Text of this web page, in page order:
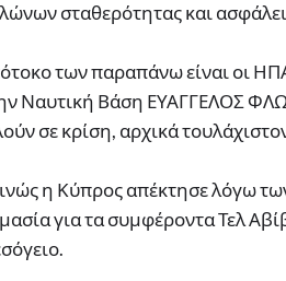
σταθερότητας και
των παραπάνω είναι οι
Ναυτική Βάση ΕΥΑΓΓΕΛΟΣ
σε κρίση, αρχικά
η Κύπρος απέκτησε λόγω
για τα συμφέροντα Τελ